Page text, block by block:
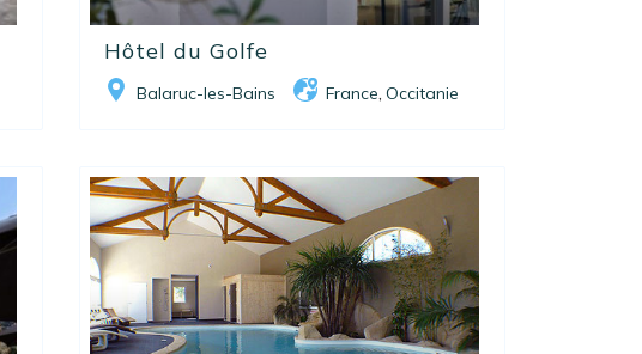
Hôtel du Golfe
Balaruc-les-Bains France ,Occitanie